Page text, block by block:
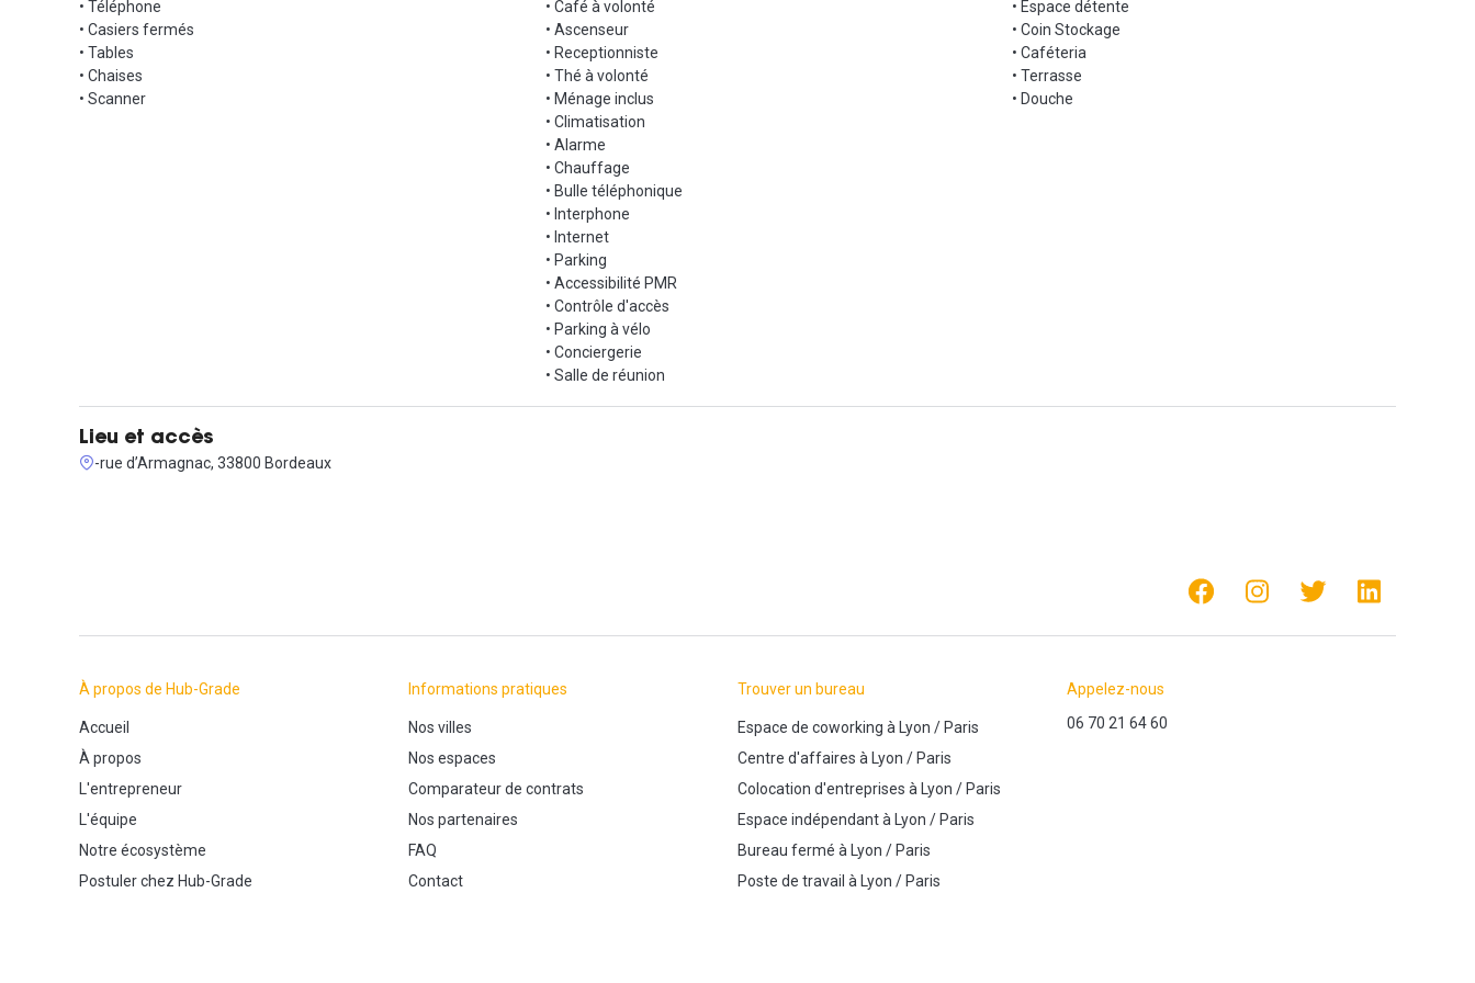
• Téléphone
• Casiers fermés
• Tables
• Chaises
• Scanner
• Café à volonté
• Ascenseur
• Receptionniste
• Thé à volonté
• Ménage inclus
• Climatisation
• Alarme
• Chauffage
• Bulle téléphonique
• Interphone
• Internet
• Parking
• Accessibilité PMR
• Contrôle d'accès
• Parking à vélo
• Conciergerie
• Salle de réunion
• Espace détente
• Coin Stockage
• Caféteria
• Terrasse
• Douche
Lieu et accès
-rue d’Armagnac, 33800 Bordeaux
À propos de Hub-Grade
Accueil
À propos
L'entrepreneur
L'équipe
Notre écosystème
Postuler chez Hub-Grade
Informations pratiques
Nos villes
Nos espaces
Comparateur de contrats
Nos partenaires
FAQ
Contact
Trouver un bureau
Espace de coworking à Lyon /Paris
Centre d'affaires à Lyon /Paris
Colocation d'entreprises à Lyon /Paris
Espace indépendantà Lyon /Paris
Bureau fermé à Lyon /Paris
Poste de travail à Lyon /Paris
Appelez-nous
06 70 21 64 60